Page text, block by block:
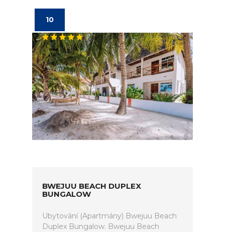
10
BWEJUU BEACH DUPLEX
BUNGALOW
Ubytování (Apartmány) Bwejuu Beach
Duplex Bungalow. Bwejuu Beach